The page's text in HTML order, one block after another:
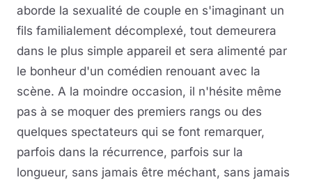
aborde la sexualité de couple en s'imaginant un
fils familialement décomplexé, tout demeurera
dans le plus simple appareil et sera alimenté par
le bonheur d'un comédien renouant avec la
scène. A la moindre occasion, il n'hésite même
pas à se moquer des premiers rangs ou des
quelques spectateurs qui se font remarquer,
parfois dans la récurrence, parfois sur la
longueur, sans jamais être méchant, sans jamais